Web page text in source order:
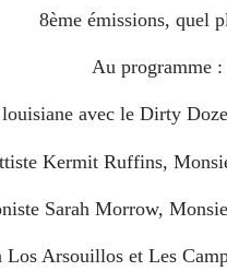
8ème émissions, quel
Au programme :
avec le Dirty
Kermit Ruffins,
Sarah Morrow,
Los Arsouillos et Les